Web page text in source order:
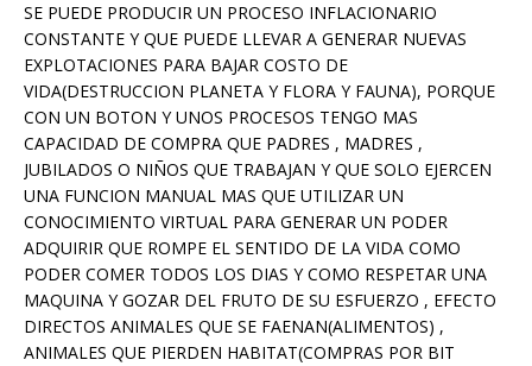
SE PUEDE PRODUCIR UN PROCESO INFLACIONARIO
CONSTANTE Y QUE PUEDE LLEVAR A GENERAR NUEVAS
EXPLOTACIONES PARA BAJAR COSTO DE
VIDA(DESTRUCCION PLANETA Y FLORA Y FAUNA), PORQUE
CON UN BOTON Y UNOS PROCESOS TENGO MAS
CAPACIDAD DE COMPRA QUE PADRES , MADRES ,
JUBILADOS O NIÑOS QUE TRABAJAN Y QUE SOLO EJERCEN
UNA FUNCION MANUAL MAS QUE UTILIZAR UN
CONOCIMIENTO VIRTUAL PARA GENERAR UN PODER
ADQUIRIR QUE ROMPE EL SENTIDO DE LA VIDA COMO
PODER COMER TODOS LOS DIAS Y COMO RESPETAR UNA
MAQUINA Y GOZAR DEL FRUTO DE SU ESFUERZO , EFECTO
DIRECTOS ANIMALES QUE SE FAENAN(ALIMENTOS) ,
ANIMALES QUE PIERDEN HABITAT(COMPRAS POR BIT